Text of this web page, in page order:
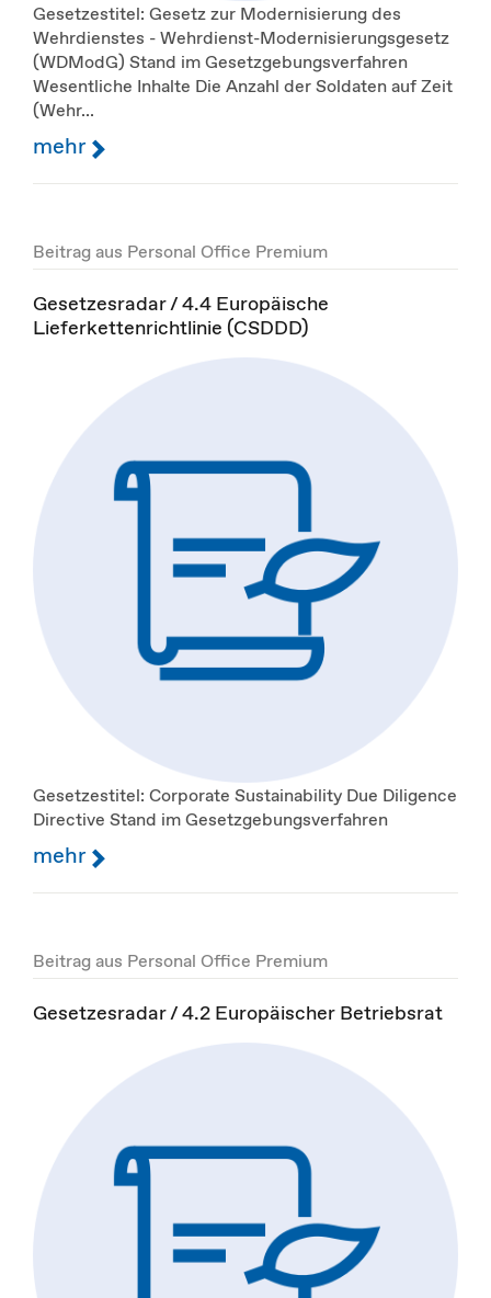
Gesetzestitel: Gesetz zur Modernisierung des
Wehrdienstes - Wehrdienst-Modernisierungsgesetz
(WDModG) Stand im Gesetzgebungsverfahren
Wesentliche Inhalte Die Anzahl der Soldaten auf Zeit
(Wehr...
mehr
Beitrag aus Personal Office Premium
Gesetzesradar / 4.4 Europäische
Lieferkettenrichtlinie (CSDDD)
Gesetzestitel: Corporate Sustainability Due Diligence
Directive Stand im Gesetzgebungsverfahren
mehr
Beitrag aus Personal Office Premium
Gesetzesradar / 4.2 Europäischer Betriebsrat